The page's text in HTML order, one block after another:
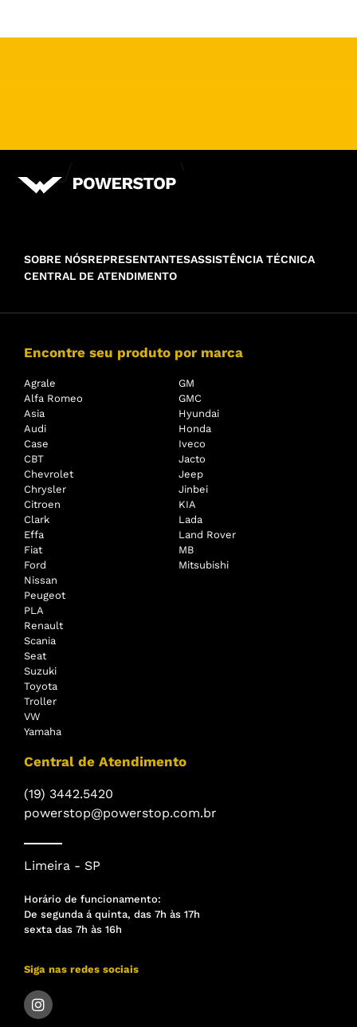
SOBRE NÓSREPRESENTANTESASSISTÊNCIA TÉCNICA
CENTRAL DE ATENDIMENTO
Encontre seu produto por marca
Agrale
Alfa Romeo
Asia
Audi
Case
CBT
Chevrolet
Chrysler
Citroen
Clark
Effa
Fiat
Ford
GM
GMC
Hyundai
Honda
Iveco
Jacto
Jeep
Jinbei
KIA
Lada
Land Rover
MB
Mitsubishi
Nissan
Peugeot
PLA
Renault
Scania
Seat
Suzuki
Toyota
Troller
VW
Yamaha
Central de Atendimento
(19) 3442.5420
powerstop@powerstop.com.br
Limeira - SP
Horário de funcionamento:
De segunda á quinta, das 7h às 17h
sexta das 7h às 16h
Siga nas redes sociais